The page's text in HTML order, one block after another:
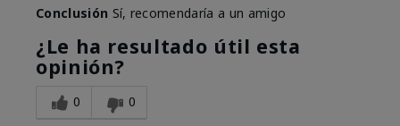
Conclusión Sí, recomendaría a un amigo
¿Le ha resultado útil esta
opinión?
0 0